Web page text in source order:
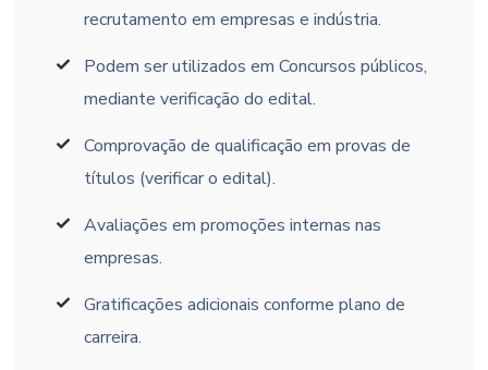
recrutamento em empresas e indústria.
Podem ser utilizados em Concursos públicos,
mediante verificação do edital.
Comprovação de qualificação em provas de
títulos (verificar o edital).
Avaliações em promoções internas nas
empresas.
Gratificações adicionais conforme plano de
carreira.